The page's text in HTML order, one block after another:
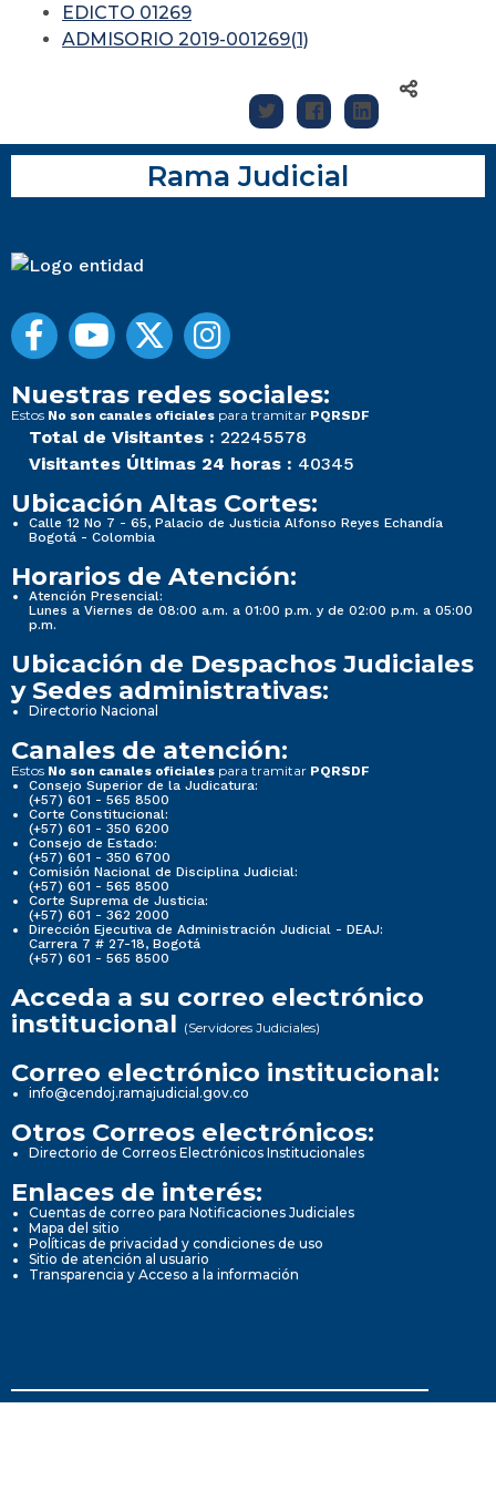
EDICTO 01269
ADMISORIO 2019-001269(1)
Rama Judicial
Nuestras redes sociales:
Estos No son canales oficiales para tramitar PQRSDF
Total de Visitantes : 22245578
Visitantes Últimas 24 horas : 40345
Ubicación Altas Cortes:
Calle 12 No 7 - 65, Palacio de Justicia Alfonso Reyes Echandía
Bogotá - Colombia
Horarios de Atención:
Atención Presencial:
Lunes a Viernes de 08:00 a.m. a 01:00 p.m. y de 02:00 p.m. a 05:00
p.m.
Ubicación de Despachos Judiciales
y Sedes administrativas:
Directorio Nacional
Canales de atención:
Estos No son canales oficiales para tramitar PQRSDF
Consejo Superior de la Judicatura:
(+57) 601 - 565 8500
Corte Constitucional:
(+57) 601 - 350 6200
Consejo de Estado:
(+57) 601 - 350 6700
Comisión Nacional de Disciplina Judicial:
(+57) 601 - 565 8500
Corte Suprema de Justicia:
(+57) 601 - 362 2000
Dirección Ejecutiva de Administración Judicial - DEAJ:
Carrera 7 # 27-18, Bogotá
(+57) 601 - 565 8500
Acceda a su correo electrónico
institucional (Servidores Judiciales)
Correo electrónico institucional:
info@cendoj.ramajudicial.gov.co
Otros Correos electrónicos:
Directorio de Correos Electrónicos Institucionales
Enlaces de interés:
Cuentas de correo para Notificaciones Judiciales
Mapa del sitio
Políticas de privacidad y condiciones de uso
Sitio de atención al usuario
Transparencia y Acceso a la información